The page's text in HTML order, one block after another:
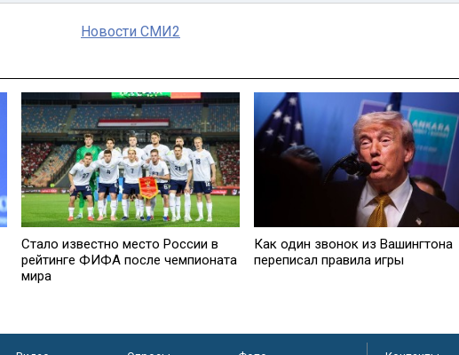
Новости СМИ2
Стало известно место России в
рейтинге ФИФА после чемпионата
мира
Как один звонок из Вашингтона
переписал правила игры